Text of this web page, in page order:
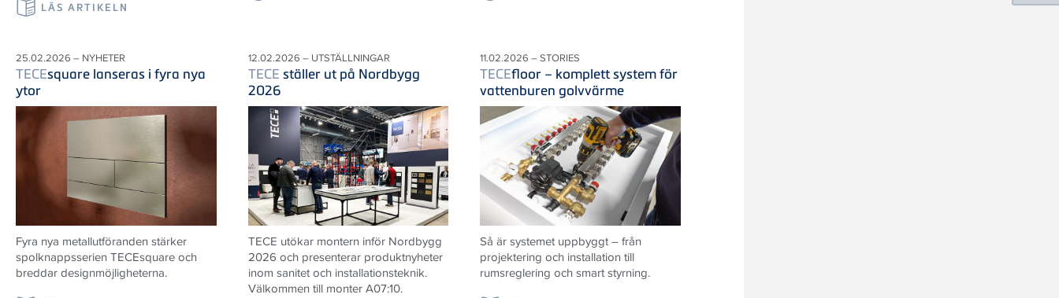
LÄS ARTIKELN
25.02.2026 – NYHETER
TECEsquare lanseras i fyra nya
ytor
Fyra nya metallutföranden stärker
spolknappsserien TECEsquare och
breddar designmöjligheterna.
12.02.2026 – UTSTÄLLNINGAR
TECE ställer ut på Nordbygg
2026
TECE utökar montern inför Nordbygg
2026 och presenterar produktnyheter
inom sanitet och installationsteknik.
Välkommen till monter A07:10.
11.02.2026 – STORIES
TECEfloor – komplett system för
vattenburen golvvärme
Så är systemet uppbyggt – från
projektering och installation till
rumsreglering och smart styrning.